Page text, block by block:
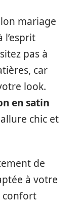
mariage
l’esprit
pas à
car
look.
en satin
chic et
de
à votre
confort